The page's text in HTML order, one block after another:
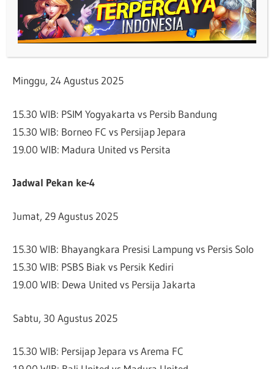
15.30 WIB: Persija Jakarta vs Malut United
15.30 WIB: Persis Solo vs PSBS Biak
19.00 WIB: Persebaya Surabaya vs Bali United
Minggu, 24 Agustus 2025
15.30 WIB: PSIM Yogyakarta vs Persib Bandung
15.30 WIB: Borneo FC vs Persijap Jepara
19.00 WIB: Madura United vs Persita
Jadwal Pekan ke-4
Jumat, 29 Agustus 2025
15.30 WIB: Bhayangkara Presisi Lampung vs Persis Solo
15.30 WIB: PSBS Biak vs Persik Kediri
19.00 WIB: Dewa United vs Persija Jakarta
Sabtu, 30 Agustus 2025
15.30 WIB: Persijap Jepara vs Arema FC